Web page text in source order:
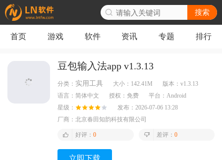
搜索
首页 游戏 软件 资讯 专题 排行
豆包输入法app v1.3.13
分类： 实用工具 大小： 142.41M 版本： v1.3.13
语言： 简体中文 授权： 免费 平台： Android
星级：
发布： 2026-07-06 13:28
厂商： 北京春田知韵科技有限公司
好评： 0 差评： 0
立即下载